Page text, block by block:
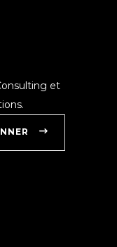
et